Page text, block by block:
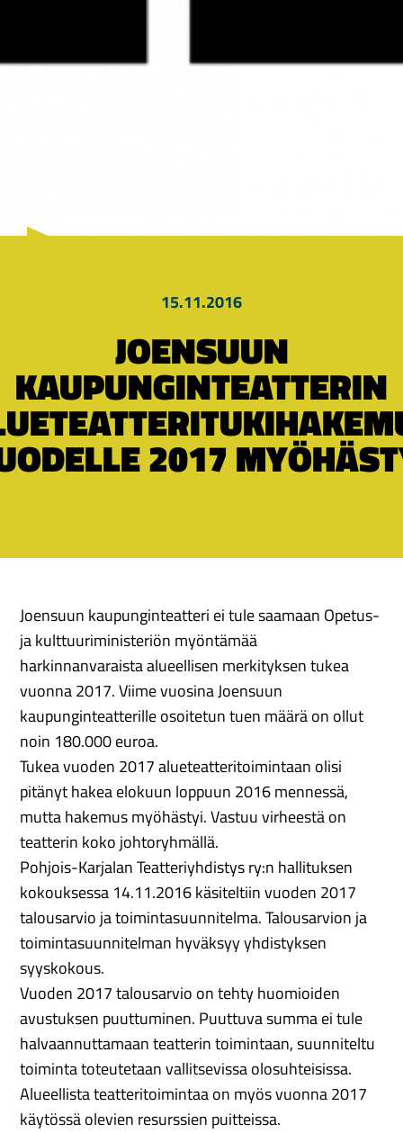
15.11.2016
JOENSUUN
KAUPUNGINTEATTERIN
2017
Joensuun kaupunginteatteri ei tule saamaan Opetus-
ja kulttuuriministeriön myöntämää
harkinnanvaraista alueellisen merkityksen tukea
vuonna 2017. Viime vuosina Joensuun
kaupunginteatterille osoitetun tuen määrä on ollut
noin 180.000 euroa.
Tukea vuoden 2017 alueteatteritoimintaan olisi
pitänyt hakea elokuun loppuun 2016 mennessä,
mutta hakemus myöhästyi. Vastuu virheestä on
teatterin koko johtoryhmällä.
Pohjois-Karjalan Teatteriyhdistys ry:n hallituksen
kokouksessa 14.11.2016 käsiteltiin vuoden 2017
talousarvio ja toimintasuunnitelma. Talousarvion ja
toimintasuunnitelman hyväksyy yhdistyksen
syyskokous.
Vuoden 2017 talousarvio on tehty huomioiden
avustuksen puuttuminen. Puuttuva summa ei tule
halvaannuttamaan teatterin toimintaan, suunniteltu
toiminta toteutetaan vallitsevissa olosuhteisissa.
Alueellista teatteritoimintaa on myös vuonna 2017
käytössä olevien resurssien puitteissa.